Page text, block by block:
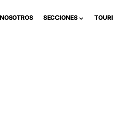
NOSOTROS SECCIONES